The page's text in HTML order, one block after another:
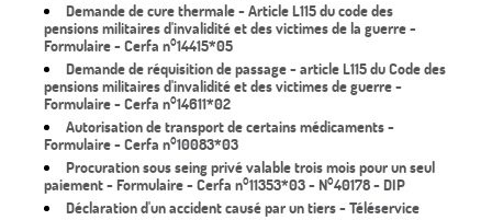
Demande de cure thermale - Article L115 du code des
pensions militaires d'invalidité et des victimes de la guerre -
Formulaire - Cerfa n°14415*05
Demande de réquisition de passage - article L115 du Code des
pensions militaires d'invalidité et des victimes de guerre -
Formulaire - Cerfa n°14611*02
Autorisation de transport de certains médicaments -
Formulaire - Cerfa n°10083*03
Procuration sous seing privé valable trois mois pour un seul
paiement - Formulaire - Cerfa n°11353*03 - N°40178 - DIP
Déclaration d'un accident causé par un tiers - Téléservice